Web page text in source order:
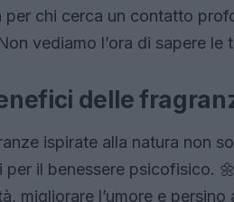
per chi cerca un contatto
vediamo l’ora di sapere le
delle
ispirate alla natura non
per il benessere psicofisico.
migliorare l’umore e